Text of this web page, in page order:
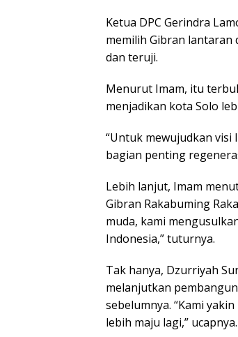
Ketua DPC Gerindra
memilih Gibran
dan teruji.
Menurut Imam, itu
menjadikan kota Solo
“Untuk mewujudkan visi
bagian penting
Lebih lanjut, Imam
Gibran Rakabuming
muda, kami
Indonesia,” tuturnya.
Tak hanya, Dzurriyah
melanjutkan
sebelumnya. “Kami
lebih maju lagi,” ucapnya.